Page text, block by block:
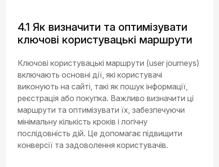
4.1 Як визначити та оптимізувати
ключові користувацькі маршрути
Ключові користувацькі маршрути (user journeys)
включають основні дії, які користувачі
виконують на сайті, такі як пошук інформації,
реєстрація або покупка. Важливо визначити ці
маршрути та оптимізувати їх, забезпечуючи
мінімальну кількість кроків і логічну
послідовність дій. Це допомагає підвищити
конверсії та задоволення користувачів.